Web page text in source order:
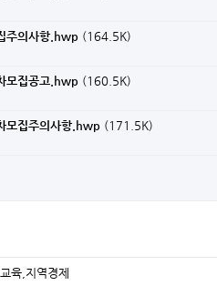
주의사항.hwp (164.5K)
모집공고.hwp (160.5K)
모집주의사항.hwp (171.5K)
육,지역경제